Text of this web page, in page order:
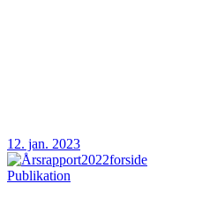
12. jan. 2023
Publikation